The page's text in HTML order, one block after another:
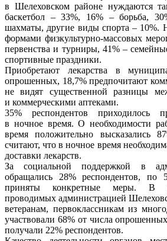
в Шелеховском районе нуждаются
баскетбол – 33%, 16% – борьба,
шахматы, другие виды спорта – 10%.
формами физкультурно-массовых
первенства и турниры, 41% –
спортивные праздники.
Приобретают лекарства в
опрошенных, 18,7% предпочитают
не видят существенной разницы
и коммерческими аптеками.
35% респондентов приходилось
в ночное время. О необходимости
время положительно высказались
считают, что в ночное время
доставки лекарств.
За социальной поддержкой в
обращались 28% респондентов, по
приняты конкретные меры. В
проводимых администрацией
ветеранам, первоклассникам из
участвовали 68% от числа
получали 22% респондентов.